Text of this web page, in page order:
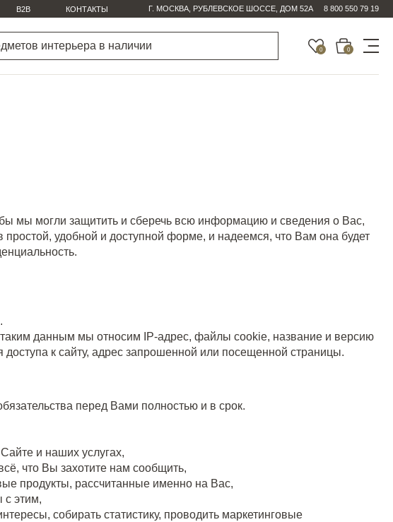
B2B КОНТАКТЫ Г. МОСКВА, РУБЛЕВСКОЕ ШОССЕ, ДОМ 52А 8 800 550 79 19
0 0
мы могли защитить и сберечь всю информацию и сведения о Вас,
удобной и доступной форме, и надеемся, что Вам она будет
данным мы относим IP-адрес, файлы cookie, название и версию
к сайту, адрес запрошенной или посещенной страницы.
перед Вами полностью и в срок.
и наших услугах,
что Вы захотите нам сообщить,
продукты, рассчитанные именно на Вас,
с этим,
собирать статистику, проводить маркетинговые